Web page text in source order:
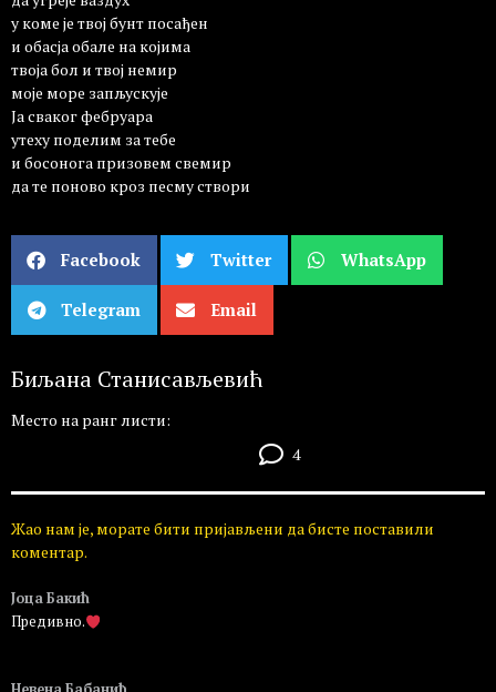
у коме је твој бунт посађен
и обасја обале на којима
твоја бол и твој немир
моје море запљускује
Ја сваког фебруара
утеху поделим за тебе
и босонога призовем свемир
да те поново кроз песму створи
Facebook Twitter WhatsApp
Telegram Email
Биљана Станисављевић
Место на ранг листи:
4
Жао нам је, морате бити пријављени да бисте поставили
коментар.
Јоца Бакић
Предивно.